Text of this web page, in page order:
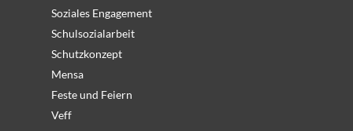
Soziales Engagement
Schulsozialarbeit
Schutzkonzept
Mensa
Feste und Feiern
Veff